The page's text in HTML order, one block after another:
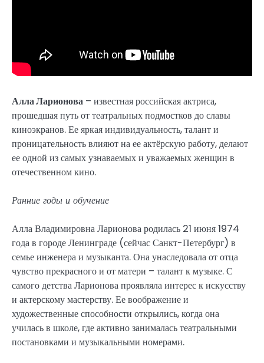
Алла Ларионова – известная российская актриса,
прошедшая путь от театральных подмостков до славы
киноэкранов. Ее яркая индивидуальность, талант и
проницательность влияют на ее актёрскую работу, делают
ее одной из самых узнаваемых и уважаемых женщин в
отечественном кино.
Ранние годы и обучение
Алла Владимировна Ларионова родилась 21 июня 1974
года в городе Ленинграде (сейчас Санкт-Петербург) в
семье инженера и музыканта. Она унаследовала от отца
чувство прекрасного и от матери – талант к музыке. С
самого детства Ларионова проявляла интерес к искусству
и актерскому мастерству. Ее воображение и
художественные способности открылись, когда она
училась в школе, где активно занималась театральными
постановками и музыкальными номерами.